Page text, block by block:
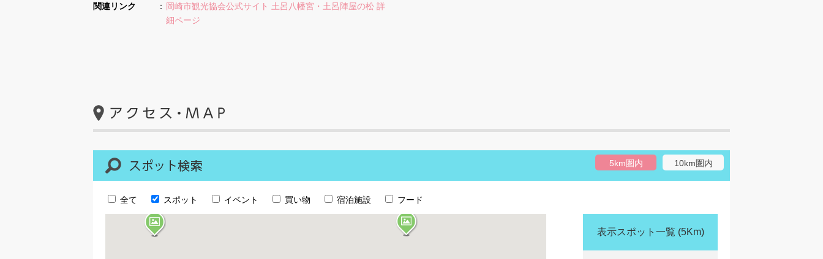
関連リンク
岡崎市観光協会公式サイト 土呂八幡宮・土呂陣屋の松 詳
細ページ
5km圏内 10km圏内
全て スポット イベント 買い物 宿泊施設 フード
表示スポット一覧 (5Km)